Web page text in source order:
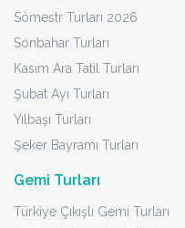
Sömestr Turları 2026
Sonbahar Turları
Kasım Ara Tatil Turları
Şubat Ayı Turları
Yılbaşı Turları
Şeker Bayramı Turları
Gemi Turları
Türkiye Çıkışlı Gemi Turları